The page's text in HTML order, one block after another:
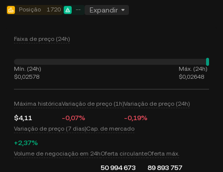
Posição 1720 -- Expandir
Faixa de preço (24h)
Mín. (24h)
$0,02578
Máx. (24h)
$0,02648
Máxima histórica
$4,11
Variação de preço (1h)
-0,07%
Variação de preço (24h)
-0,19%
Variação de preço (7 dias)
+2,37%
Cap. de mercado
Volume de negociação em 24hOferta circulante
50 994 673
Oferta máx.
89 893 757